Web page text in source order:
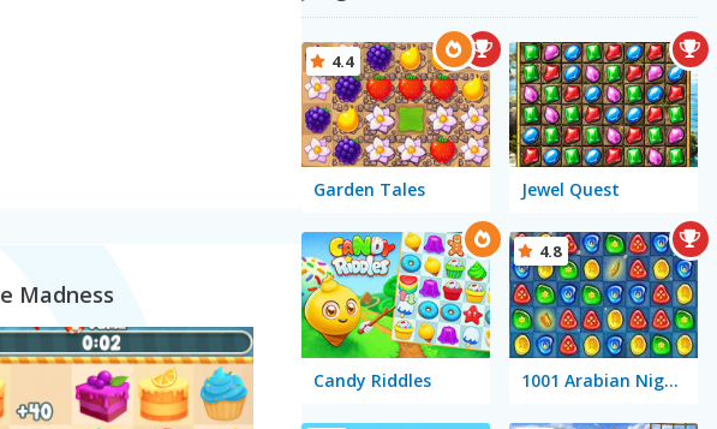
Madness
Garden Tales
4.4
Jewel Quest
Candy Riddles 1001 Arabian Nights
4.8